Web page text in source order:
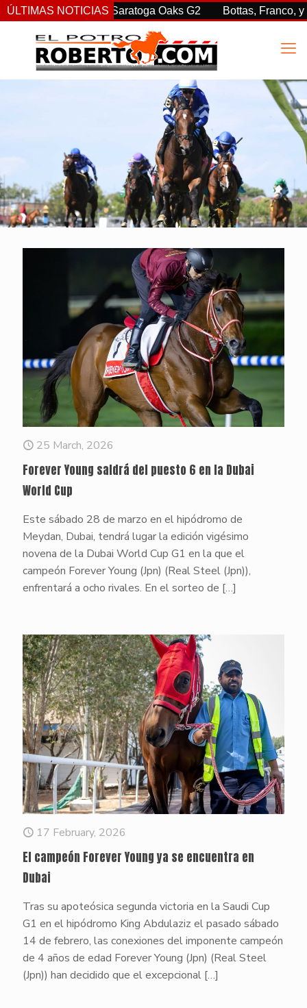
ÚLTIMAS NOTICIAS
en las Saratoga Oaks G2 Bottas, Franco, y Clement,
25 March, 2026
Forever Young saldrá del puesto 6 en la Dubai
World Cup
Este sábado 28 de marzo en el hipódromo de
Meydan, Dubai, tendrá lugar la edición vigésimo
novena de la Dubai World Cup G1 en la que el
campeón Forever Young (Jpn) (Real Steel (Jpn)),
enfrentará a ocho rivales. En el sorteo de […]
17 February, 2026
El campeón Forever Young ya se encuentra en
Dubai
Tras su apoteósica segunda victoria en la Saudi Cup
G1 en el hipódromo King Abdulaziz el pasado sábado
14 de febrero, las conexiones del imponente campeón
de 4 años de edad Forever Young (Jpn) (Real Steel
(Jpn)) han decidido que el excepcional […]